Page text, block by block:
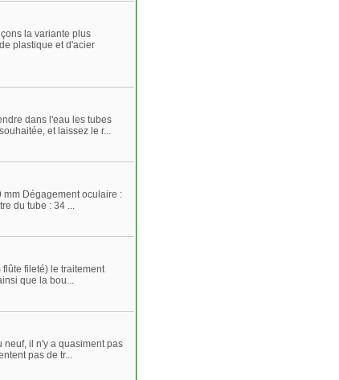
la variante plus
plastique et d'acier
dans l'eau les tubes
et laissez le r...
mm Dégagement oculaire :
du tube : 34 ...
fileté) le traitement
que la bou...
neuf, il n'y a quasiment pas
pas de tr...